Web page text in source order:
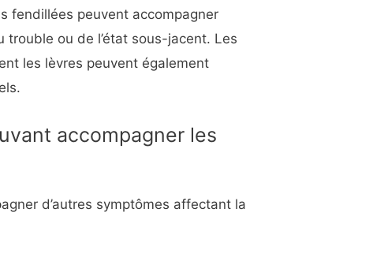
fendillées peuvent accompagner
ou de l’état sous-jacent. Les
les lèvres peuvent également
accompagner les
d’autres symptômes affectant la